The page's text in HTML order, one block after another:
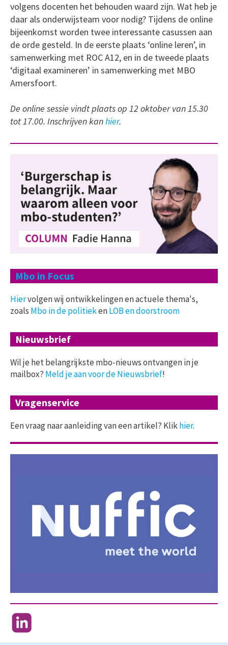
volgens docenten het behouden waard zijn. Wat heb je
daar als onderwijsteam voor nodig? Tijdens de online
bijeenkomst worden twee interessante casussen aan
de orde gesteld. In de eerste plaats ‘online leren’, in
samenwerking met ROC A12, en in de tweede plaats
‘digitaal examineren’ in samenwerking met MBO
Amersfoort.
De online sessie vindt plaats op 12 oktober van 15.30
tot 17.00. Inschrijven kanhier.
Mbo in Focus
Hiervolgen wij ontwikkelingen en actuele thema's,
zoals Mbo in de politiekenLOB en doorstroom
Nieuwsbrief
Wil je het belangrijkste mbo-nieuws ontvangen in je
mailbox? Meld je aan voor de Nieuwsbrief!
Vragenservice
Een vraag naar aanleiding van een artikel? Klikhier.